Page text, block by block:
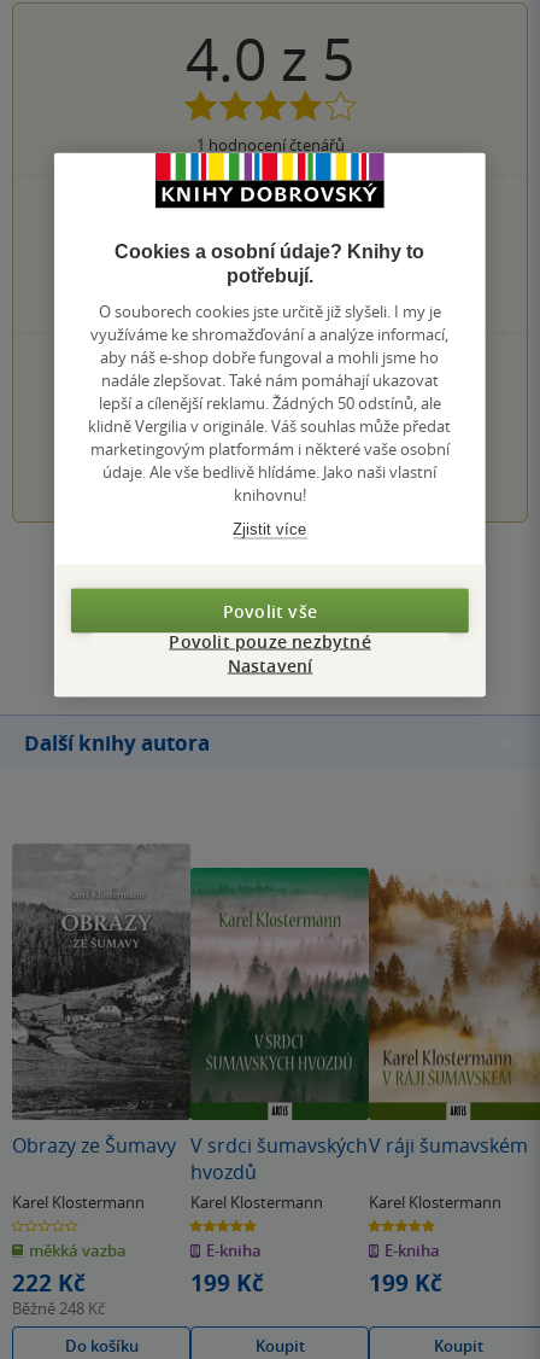
4.0 z 5
1 hodnocení čtenářů
0×
5 hvězdiček
0×
3 hvězdičky
0×
2 hvězdičky
0×
1 hvezdička
PŘIDEJTE SVÉ HODNOCENÍ KNIHY
Hodnocení našich knihkupců: 0.0 z 5
1 2 3 4 5
Přidat hodnocení
Další knihy autora
Obrazy ze Šumavy
Karel Klostermann
0.0
z
5
hvězdiček
měkká vazba
222 Kč
Běžně248 Kč
Do košíku
V srdci šumavských
hvozdů
Karel Klostermann
5.0
z
5
hvězdiček
E-kniha
199 Kč
Koupit
V ráji šumavském
Karel Klostermann
5.0
z
5
hvězdiček
E-kniha
199 Kč
Koupit
Cookies a osobní údaje? Knihy to
potřebují.
O souborech cookies jste určitě již slyšeli. I my je
využíváme ke shromažďování a analýze informací,
aby náš e-shop dobře fungoval a mohli jsme ho
nadále zlepšovat. Také nám pomáhají ukazovat
lepší a cílenější reklamu. Žádných 50 odstínů, ale
klidně Vergilia v originále. Váš souhlas může předat
marketingovým platformám i některé vaše osobní
údaje. Ale vše bedlivě hlídáme. Jako naši vlastní
knihovnu!
Zjistit více
Povolit vše
Povolit pouze nezbytné
Nastavení